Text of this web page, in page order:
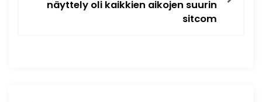
näyttely oli kaikkien aikojen suurin
sitcom